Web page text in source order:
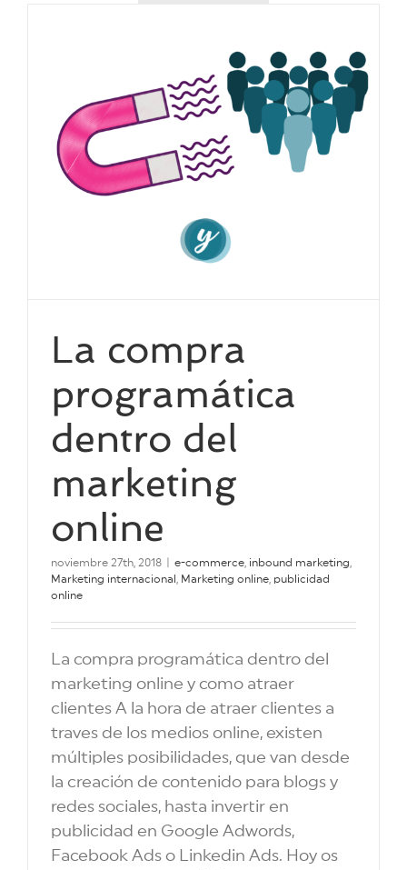
La compra
programática
dentro del
marketing
online
noviembre 27th, 2018 e-commerce inbound marketing
Marketing internacional
Marketing online publicidad
online
La compra programática dentro del
marketing online y como atraer
clientes A la hora de atraer clientes a
traves de los medios online, existen
múltiples posibilidades, que van desde
la creación de contenido para blogs y
redes sociales, hasta invertir en
publicidad en Google Adwords,
Facebook Ads o Linkedin Ads. Hoy os